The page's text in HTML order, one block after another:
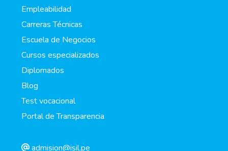
Empleabilidad
Carreras Técnicas
Escuela de Negocios
Cursos especializados
Diplomados
Blog
Test vocacional
Portal de Transparencia
admision@isil.pe